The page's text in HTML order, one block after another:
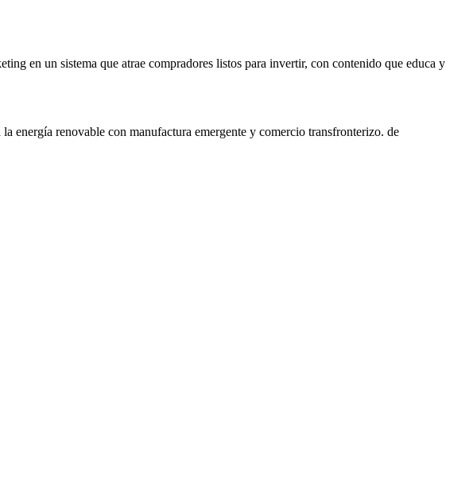
en un sistema que atrae compradores listos para invertir, con contenido que educa y
energía renovable con manufactura emergente y comercio transfronterizo. de